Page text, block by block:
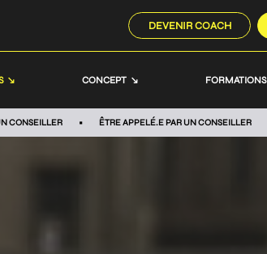
DEVENIR COACH
CONCEPT FORMATIONS
CONSEILLER ÊTRE APPELÉ.E PAR UN CONSEILLER